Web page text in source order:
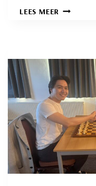
LEES MEER HET